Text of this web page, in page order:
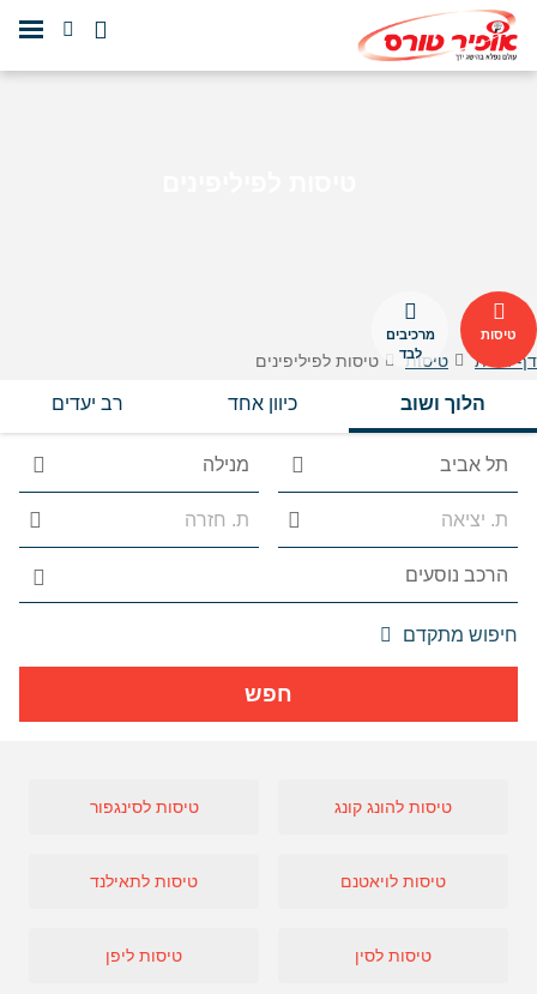
דף הבית טיסות טיסות לפיליפינים
טיסות
מרכיבים
לבד
הלוך ושוב כיוון אחד רב יעדים
חפש
חיפוש מתקדם
אפשרויות
הנוספות
טיסות להונג קונג טיסות לסינגפור
טיסות לויאטנם טיסות לתאילנד
טיסות לסין טיסות ליפן